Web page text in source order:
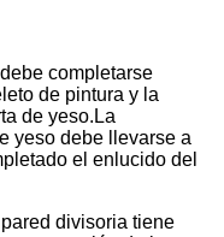
completarse
de pintura y la
de yeso.La
yeso debe llevarse a
el enlucido del
divisoria tiene